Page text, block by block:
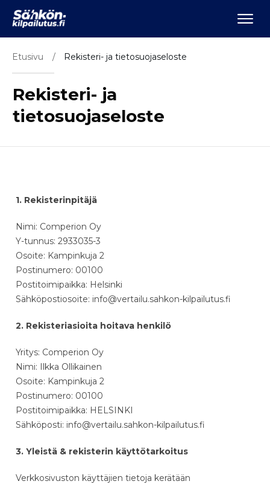
Etusivu / Rekisteri- ja tietosuojaseloste
Rekisteri- ja
tietosuojaseloste
1. Rekisterinpitäjä
Nimi: Comperion Oy
Y-tunnus: 2933035-3
Osoite: Kampinkuja 2
Postinumero: 00100
Postitoimipaikka: Helsinki
Sähköpostiosoite: info@vertailu.sahkon-kilpailutus.fi
2. Rekisteriasioita hoitava henkilö
Yritys: Comperion Oy
Nimi: Ilkka Ollikainen
Osoite: Kampinkuja 2
Postinumero: 00100
Postitoimipaikka: HELSINKI
Sähköposti: info@vertailu.sahkon-kilpailutus.fi
3. Yleistä & rekisterin käyttötarkoitus
Verkkosivuston käyttäjien tietoja kerätään